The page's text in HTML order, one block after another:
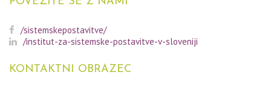
/sistemskepostavitve/
/institut-za-sistemske-postavitve-v-sloveniji
KONTAKTNI OBRAZEC